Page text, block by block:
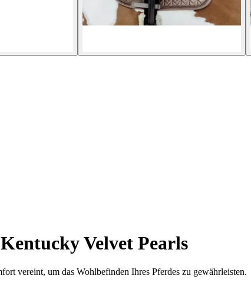
Velvet Pearls
vereint, um das Wohlbefinden Ihres Pferdes zu gewährleisten.